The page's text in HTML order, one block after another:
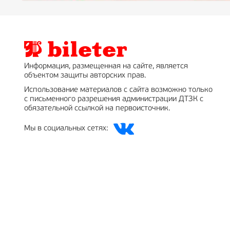
Информация, размещенная на сайте, является
объектом защиты авторских прав.
Использование материалов с сайта возможно только
с письменного разрешения администрации ДТЗК с
обязательной ссылкой на первоисточник.
Мы в социальных сетях: